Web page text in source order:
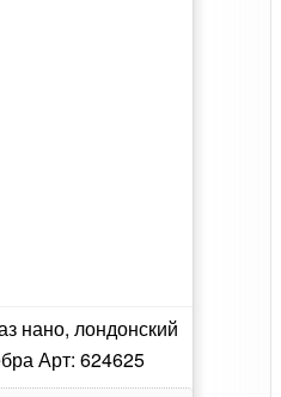
нано, лондонский
Арт: 624625